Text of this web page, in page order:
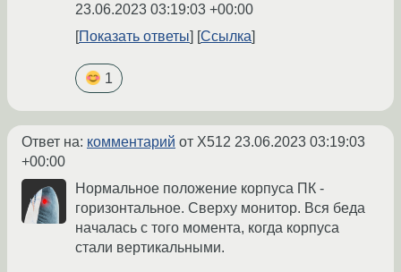
23.06.2023 03:19:03 +00:00
Показать ответы
Ссылка
1
Ответ на: комментарий от X512 23.06.2023 03:19:03
+00:00
Нормальное положение корпуса ПК -
горизонтальное. Сверху монитор. Вся беда
началась с того момента, когда корпуса
стали вертикальными.